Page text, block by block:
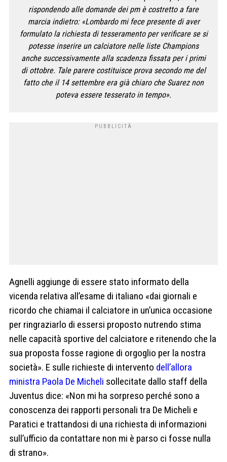
rispondendo alle domande dei pm è costretto a fare
marcia indietro: «Lombardo mi fece presente di aver
formulato la richiesta di tesseramento per verificare se si
potesse inserire un calciatore nelle liste Champions
anche successivamente alla scadenza fissata per i primi
di ottobre. Tale parere costituisce prova secondo me del
fatto che il 14 settembre era già chiaro che Suarez non
poteva essere tesserato in tempo».
Agnelli aggiunge di essere stato informato della
vicenda relativa all’esame di italiano «dai giornali e
ricordo che chiamai il calciatore in un’unica occasione
per ringraziarlo di essersi proposto nutrendo stima
nelle capacità sportive del calciatore e ritenendo che la
sua proposta fosse ragione di orgoglio per la nostra
società». E sulle richieste di intervento dell’allora
ministra Paola De Micheli sollecitate dallo staff della
Juventus dice: «Non mi ha sorpreso perché sono a
conoscenza dei rapporti personali tra De Micheli e
Paratici e trattandosi di una richiesta di informazioni
sull’ufficio da contattare non mi è parso ci fosse nulla
di strano».